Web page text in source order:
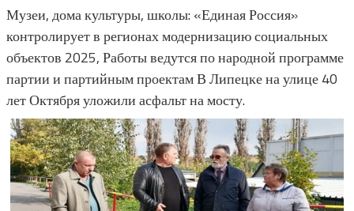
Музеи, дома культуры, школы: «Единая Россия»
контролирует в регионах модернизацию социальных
объектов 2025, Работы ведутся по народной программе
партии и партийным проектам В Липецке на улице 40
лет Октября уложили асфальт на мосту.